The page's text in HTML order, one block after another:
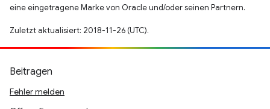
eine eingetragene Marke von Oracle und/oder seinen Partnern.
Zuletzt aktualisiert: 2018-11-26 (UTC).
Beitragen
Fehler melden